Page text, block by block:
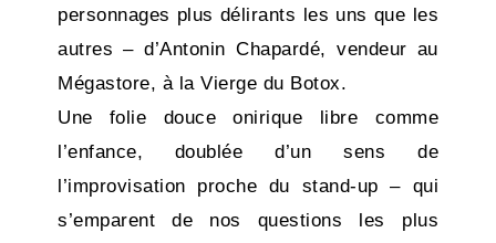
personnages plus délirants les uns que les
autres – d’Antonin Chapardé, vendeur au
Mégastore, à la Vierge du Botox.
Une folie douce onirique libre comme
l’enfance, doublée d’un sens de
l’improvisation proche du stand-up – qui
s’emparent de nos questions les plus